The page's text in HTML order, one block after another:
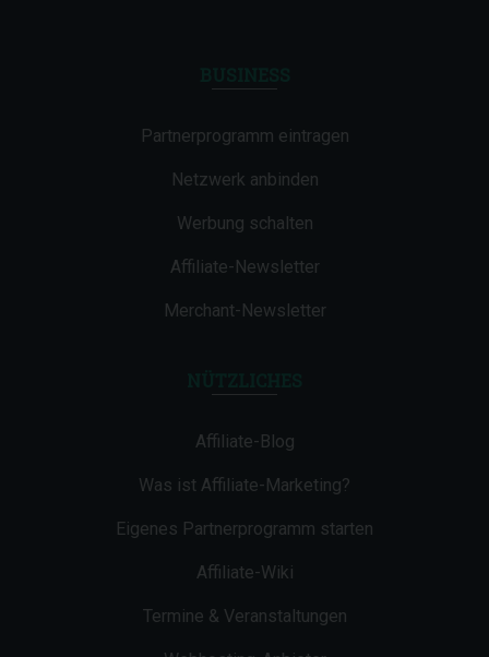
Partnerprogramm eintragen
Netzwerk anbinden
Werbung schalten
Affiliate-Newsletter
Merchant-Newsletter
Affiliate-Blog
Was ist Affiliate-Marketing?
Eigenes Partnerprogramm starten
Affiliate-Wiki
Termine & Veranstaltungen